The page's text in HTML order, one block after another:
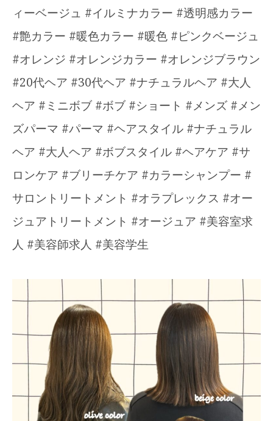
ィーベージュ #イルミナカラー #透明感カラー
#艶カラー #暖色カラー #暖色 #ピンクベージュ
#オレンジ #オレンジカラー #オレンジブラウン
#20代ヘア #30代ヘア #ナチュラルヘア #大人
ヘア #ミニボブ #ボブ #ショート #メンズ #メン
ズパーマ #パーマ #ヘアスタイル #ナチュラル
ヘア #大人ヘア #ボブスタイル #ヘアケア #サ
ロンケア #ブリーチケア #カラーシャンプー #
サロントリートメント #オラプレックス #オー
ジュアトリートメント #オージュア #美容室求
人 #美容師求人 #美容学生